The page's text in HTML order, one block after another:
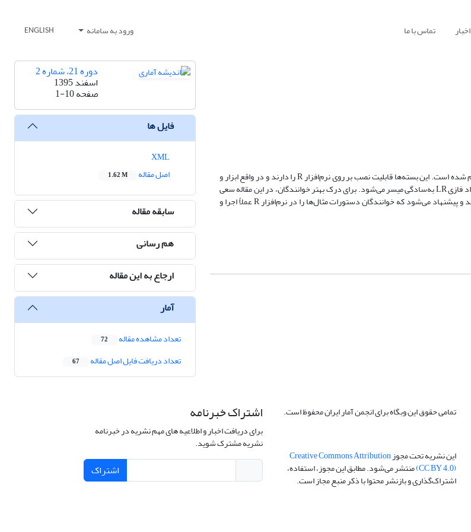
اخبار تماس با ما ورود به سامانه ENGLISH
در این مقاله، مرور و مقایسه‌ای بر دو بستۀ نرم‌افزاری ‎FuzzyNumbers‎ و ‎Calculator.LR.FNs‎ انجام شده است. این بسته‌ها قابلیت نصب بر روی نرم‌افزار ‎R‎ را دارند و در واقع ابزار و
توابعی در اختیار کابران‌شان قرار می‌دهند که به‌وسیلۀ آنها رسم و انجام عملیات حسابی بر روی اعداد فازی ‎LR‎ به‌سادگی میسر می‌شود. برای درک بهتر خوانندگان، در این مقاله سعی
شده است تا دستور‌العمل‌ها و مقایسات به‌وسیلۀ مثال‌های عددی زیادی مطرح و توضیح داده شوند و پیشنهاد می‌شود که خوانندگان دستورات مثال‌ها را در نرم‌افزار ‎R‎ عملاً اجرا و
دوره 21، شماره 2
اسفند 1395
صفحه1-10
فایل ها
اصل مقاله
1.62 M
سابقه مقاله
هم رسانی
ارجاع به این مقاله
آمار
تعداد مشاهده مقاله 72
تعداد دریافت فایل اصل مقاله 67
تمامی حقوق این وبگاه برای انجمن آمار ایران محفوظ است.
این نشریه تحت مجوزCreative Commons Attribution
(CC BY 4.0)منتشر می‌شود. مطابق این مجوز، استفاده،
اشتراک‌گذاری و بازنشر محتوا با ذکر منبع مجاز است.
اشتراک خبرنامه
برای دریافت اخبار و اطلاعیه های مهم نشریه در خبرنامه
نشریه مشترک شوید.
اشتراک